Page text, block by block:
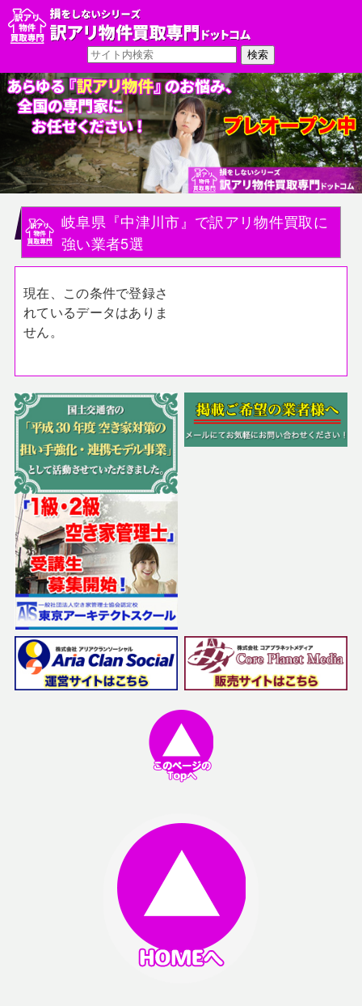
岐阜県『中津川市』で訳アリ物件買取に
強い業者5選
現在、この条件で登録さ
れているデータはありま
せん。